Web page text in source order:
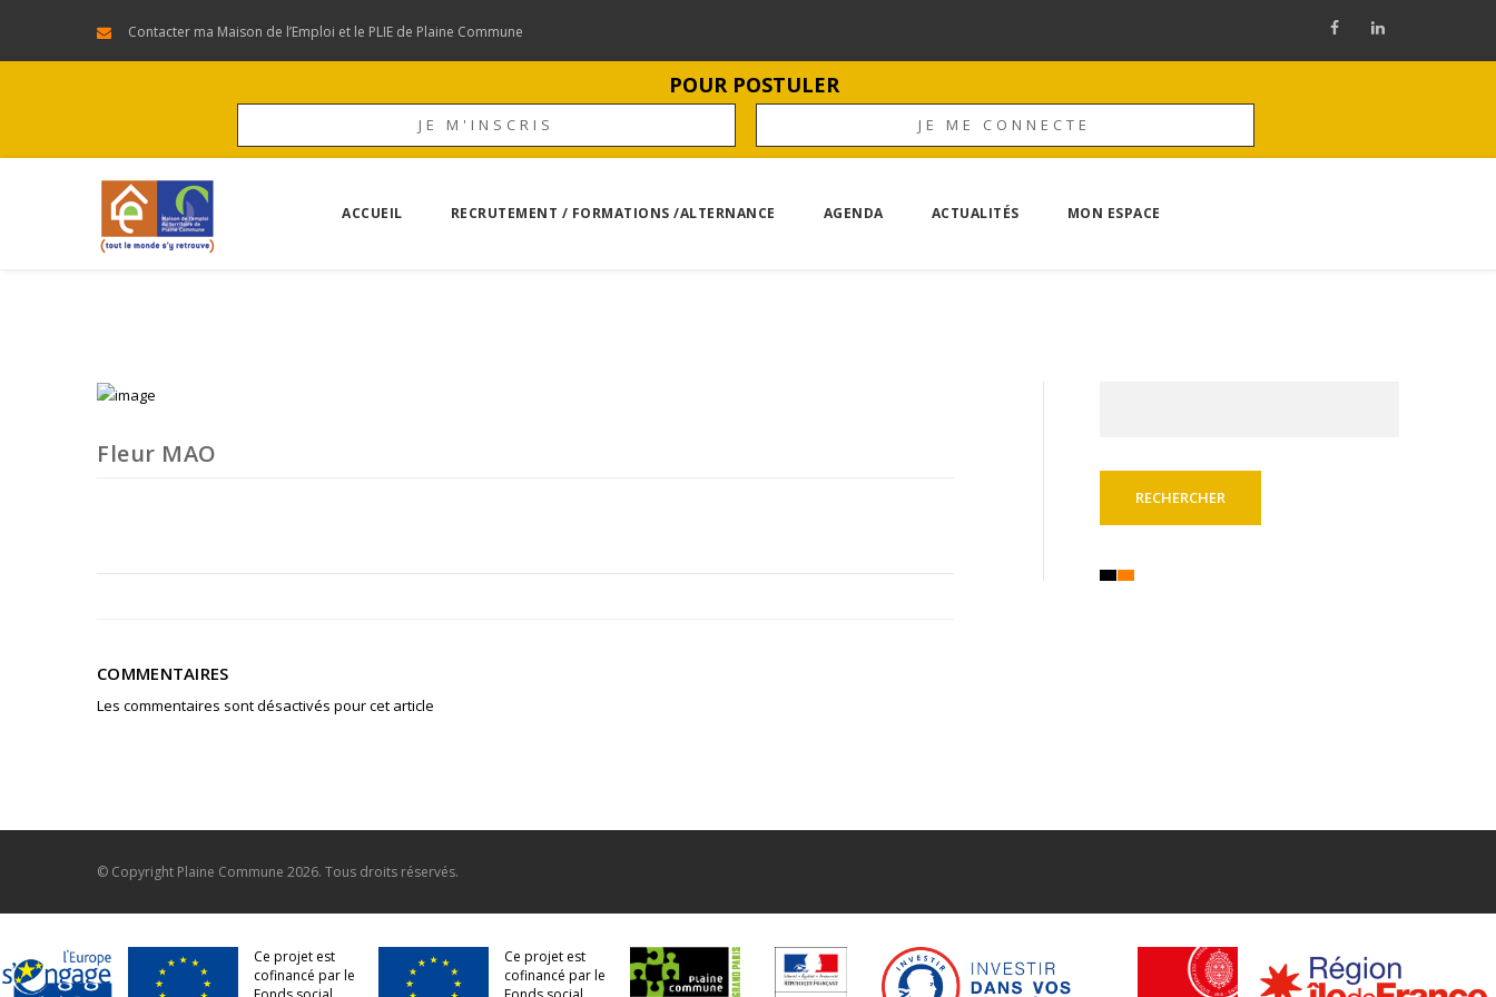
Contacter ma Maison de l’Emploi et le PLIE de Plaine Commune
POUR POSTULER
JE M'INSCRIS JE ME CONNECTE
ACCUEIL RECRUTEMENT / FORMATIONS /ALTERNANCE AGENDA ACTUALITÉS MON ESPACE
Fleur MAO
COMMENTAIRES
Les commentaires sont désactivés pour cet article
© Copyright Plaine Commune 2026. Tous droits réservés.
Ce projet est
cofinancé par le
Ce projet est
cofinancé par le